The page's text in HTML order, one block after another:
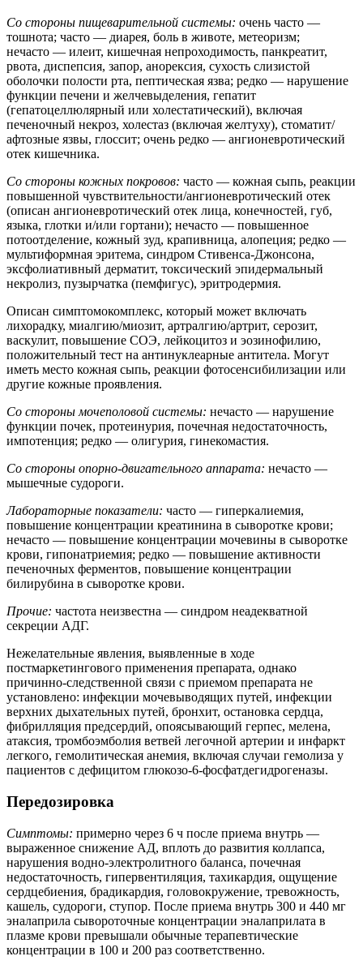
Со стороны пищеварительной системы: очень часто —
тошнота; часто — диарея, боль в животе, метеоризм;
нечасто — илеит, кишечная непроходимость, панкреатит,
рвота, диспепсия, запор, анорексия, сухость слизистой
оболочки полости рта, пептическая язва; редко — нарушение
функции печени и желчевыделения, гепатит
(гепатоцеллюлярный или холестатический), включая
печеночный некроз, холестаз (включая желтуху), стоматит/
афтозные язвы, глоссит; очень редко — ангионевротический
отек кишечника.
Со стороны кожных покровов: часто — кожная сыпь, реакции
повышенной чувствительности/ангионевротический отек
(описан ангионевротический отек лица, конечностей, губ,
языка, глотки и/или гортани); нечасто — повышенное
потоотделение, кожный зуд, крапивница, алопеция; редко —
мультиформная эритема, синдром Стивенса-Джонсона,
эксфолиативный дерматит, токсический эпидермальный
некролиз, пузырчатка (пемфигус), эритродермия.
Описан симптомокомплекс, который может включать
лихорадку, миалгию/миозит, артралгию/артрит, серозит,
васкулит, повышение СОЭ, лейкоцитоз и эозинофилию,
положительный тест на антинуклеарные антитела. Могут
иметь место кожная сыпь, реакции фотосенсибилизации или
другие кожные проявления.
Со стороны мочеполовой системы: нечасто — нарушение
функции почек, протеинурия, почечная недостаточность,
импотенция; редко — олигурия, гинекомастия.
Со стороны опорно-двигательного аппарата: нечасто —
мышечные судороги.
Лабораторные показатели: часто — гиперкалиемия,
повышение концентрации креатинина в сыворотке крови;
нечасто — повышение концентрации мочевины в сыворотке
крови, гипонатриемия; редко — повышение активности
печеночных ферментов, повышение концентрации
билирубина в сыворотке крови.
Прочие: частота неизвестна — синдром неадекватной
секреции АДГ.
Нежелательные явления, выявленные в ходе
постмаркетингового применения препарата, однако
причинно-следственной связи с приемом препарата не
установлено: инфекции мочевыводящих путей, инфекции
верхних дыхательных путей, бронхит, остановка сердца,
фибрилляция предсердий, опоясывающий герпес, мелена,
атаксия, тромбоэмболия ветвей легочной артерии и инфаркт
легкого, гемолитическая анемия, включая случаи гемолиза у
пациентов с дефицитом глюкозо-6-фосфатдегидрогеназы.
Передозировка
Симптомы: примерно через 6 ч после приема внутрь —
выраженное снижение АД, вплоть до развития коллапса,
нарушения водно-электролитного баланса, почечная
недостаточность, гипервентиляция, тахикардия, ощущение
сердцебиения, брадикардия, головокружение, тревожность,
кашель, судороги, ступор. После приема внутрь 300 и 440 мг
эналаприла сывороточные концентрации эналаприлата в
плазме крови превышали обычные терапевтические
концентрации в 100 и 200 раз соответственно.